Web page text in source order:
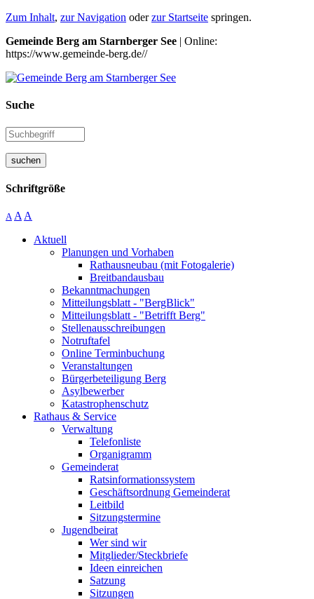
Zum Inhalt, zur Navigation oderzur Startseite springen.
Gemeinde Berg am Starnberger See | Online:
https://www.gemeinde-berg.de//
Suche
suchen
Schriftgröße
A A A
Aktuell
Planungen und Vorhaben
Rathausneubau (mit Fotogalerie)
Breitbandausbau
Bekanntmachungen
Mitteilungsblatt - "BergBlick"
Mitteilungsblatt - "Betrifft Berg"
Stellenausschreibungen
Notruftafel
Online Terminbuchung
Veranstaltungen
Bürgerbeteiligung Berg
Asylbewerber
Katastrophenschutz
Rathaus & Service
Verwaltung
Telefonliste
Organigramm
Gemeinderat
Ratsinformationssystem
Geschäftsordnung Gemeinderat
Leitbild
Sitzungstermine
Jugendbeirat
Wer sind wir
Mitglieder/Steckbriefe
Ideen einreichen
Satzung
Sitzungen